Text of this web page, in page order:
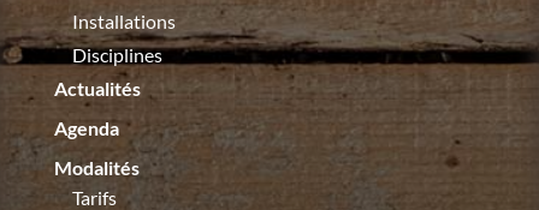
Installations
Disciplines
Actualités
Agenda
Modalités
Tarifs